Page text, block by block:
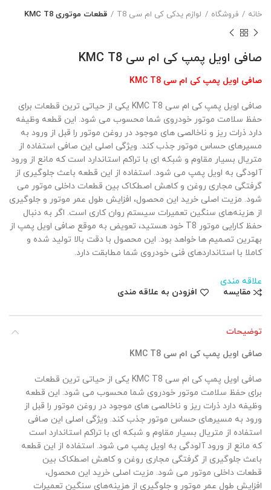
خانه فروشگاه لوازم یدکی کی ام سی T8 قطعات موتوری KMC T8
صافی اویل پمپ کی ام سی KMC T8
صافی اویل پمپ کی ام سی KMC T8
صافی اویل پمپ کی ام سی KMC T8 یکی از حیاتی ترین قطعات برای
حفظ سلامت موتور خودروی شما محسوب می شود. این قطعه وظیفه
دارد ذرات ریز و ناخالصی های موجود در روغن موتور را قبل از ورود به
مسیرهای حساس موتور جذب کند. ویژگی اصلی این صافی استفاده از
متریال بسیار مقاوم و شبکه ای با تراکم استاندارد است که مانع از ورود
آلودگی به اویل پمپ می شود. استفاده از این قطعه باعث جلوگیری از
گرفتگی مجاری روغن و کاهش اصطکاک بین قطعات داخلی موتور می
شود. مزیت اصلی خرید این محصول، افزایش طول عمر موتور و جلوگیری
از هزینه‌های سنگین تعمیرات سیستم روان کاری است. اگر به دنبال
حفظ کارایی موتور T8 خود هستید، تعویض به موقع صافی اویل پمپ از
بهترین تصمیم ها خواهد بود. این محصول با دقت بالا تولید شده و
کاملا با استانداردهای فنی خودروی شما مطابقت دارد.
علاقه مندی
مقایسه
افزودن به علاقه مندی
توضیحات
صافی اویل پمپ کی ام سی KMC T8
صافی اویل پمپ کی ام سی KMC T8 یکی از حیاتی ترین قطعات
برای حفظ سلامت موتور خودروی شما محسوب می شود. این قطعه
وظیفه دارد ذرات ریز و ناخالصی های موجود در روغن موتور را قبل از
ورود به مسیرهای حساس موتور جذب کند. ویژگی اصلی این صافی
استفاده از متریال بسیار مقاوم و شبکه ای با تراکم استاندارد است
که مانع از ورود آلودگی به اویل پمپ می شود. استفاده از این قطعه
باعث جلوگیری از گرفتگی مجاری روغن و کاهش اصطکاک بین
قطعات داخلی موتور می شود. مزیت اصلی خرید این محصول،
افزایش طول عمر موتور و جلوگیری از هزینه‌های سنگین تعمیرات